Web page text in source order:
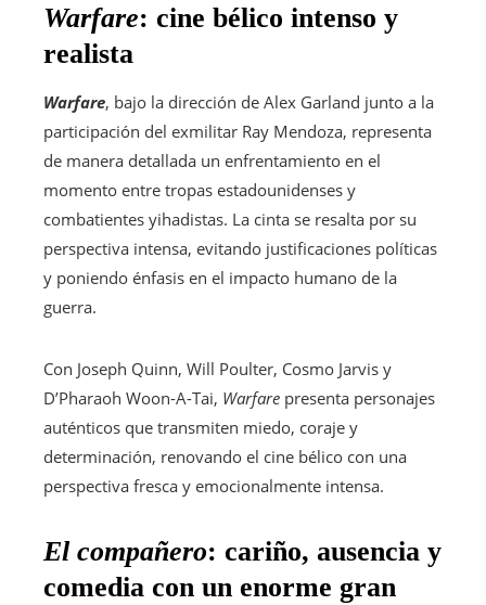
Warfare: cine bélico intenso y
realista
Warfare, bajo la dirección de Alex Garland junto a la
participación del exmilitar Ray Mendoza, representa
de manera detallada un enfrentamiento en el
momento entre tropas estadounidenses y
combatientes yihadistas. La cinta se resalta por su
perspectiva intensa, evitando justificaciones políticas
y poniendo énfasis en el impacto humano de la
guerra.
Con Joseph Quinn, Will Poulter, Cosmo Jarvis y
D’Pharaoh Woon-A-Tai, Warfare presenta personajes
auténticos que transmiten miedo, coraje y
determinación, renovando el cine bélico con una
perspectiva fresca y emocionalmente intensa.
El compañero: cariño, ausencia y
comedia con un enorme gran